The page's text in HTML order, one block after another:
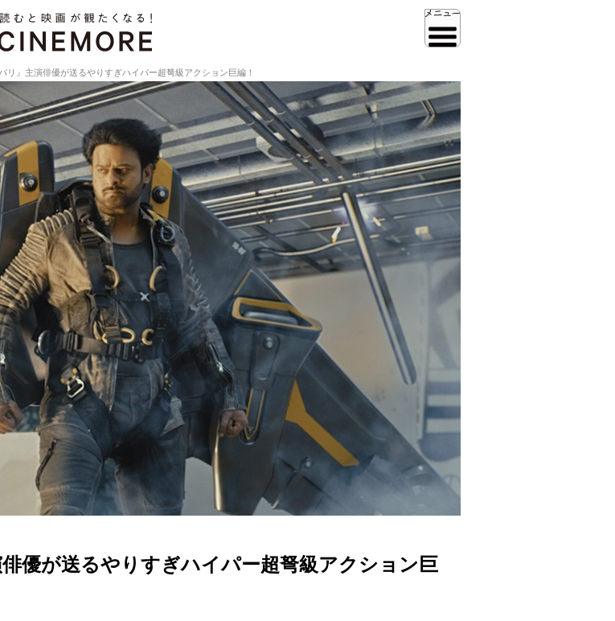
リ』主演俳優が送るやりすぎハイパー超弩級アクション巨編！
優が送るやりすぎハイパー超弩級アクション巨